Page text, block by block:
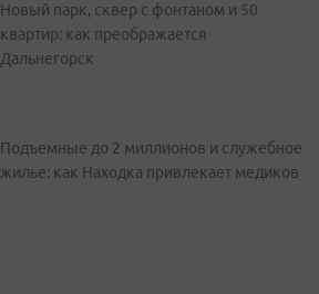
Новый парк, сквер с фонтаном и 50
квартир: как преображается
Дальнегорск
Подъемные до 2 миллионов и служебное
жилье: как Находка привлекает медиков